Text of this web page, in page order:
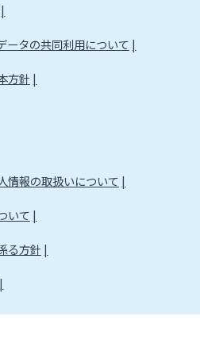
ータの共同利用について
方針
情報の取扱いについて
いて
る方針